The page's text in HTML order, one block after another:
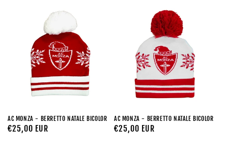
AC MONZA - BERRETTO NATALE BICOLOR
Prezzo
€25,00 EUR
AC MONZA - BERRETTO NATALE BICOLOR
Prezzo
€25,00 EUR